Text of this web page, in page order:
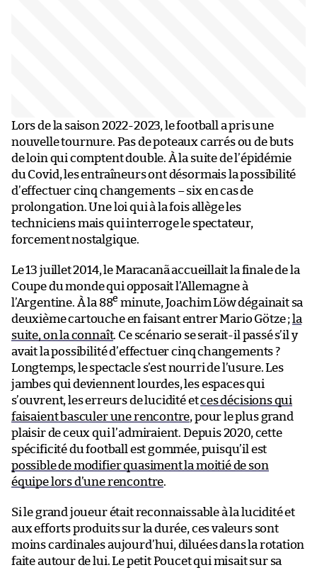
Lors de la saison 2022-2023, le football a pris une
nouvelle tournure. Pas de poteaux carrés ou de buts
de loin qui comptent double. À la suite de l’épidémie
du Covid, les entraîneurs ont désormais la possibilité
d’effectuer cinq changements – six en cas de
prolongation. Une loi qui à la fois allège les
techniciens mais qui interroge le spectateur,
forcement nostalgique.
Le 13 juillet 2014, le Maracanã accueillait la finale de la
Coupe du monde qui opposait l’Allemagne à
l’Argentine. À la 88e minute, Joachim Löw dégainait sa
deuxième cartouche en faisant entrer Mario Götze ; la
suite, on la connaît. Ce scénario se serait-il passé s’il y
avait la possibilité d’effectuer cinq changements ?
Longtemps, le spectacle s’est nourri de l’usure. Les
jambes qui deviennent lourdes, les espaces qui
s’ouvrent, les erreurs de lucidité etces décisions qui
faisaient basculer une rencontre, pour le plus grand
plaisir de ceux qui l’admiraient. Depuis 2020, cette
spécificité du football est gommée, puisqu’il est
possible de modifier quasiment la moitié de son
équipe lors d’une rencontre.
Si le grand joueur était reconnaissable à la lucidité et
aux efforts produits sur la durée, ces valeurs sont
moins cardinales aujourd’hui, diluées dans la rotation
faite autour de lui. Le petit Poucet qui misait sur sa